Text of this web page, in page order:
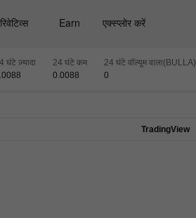
Earn एक्स्प्लोर करें
घंटे ज़्यादा
24 घंटे कम
0.0088
24 घंटे वॉल्यूम वाला(BULLA)
0
TradingView